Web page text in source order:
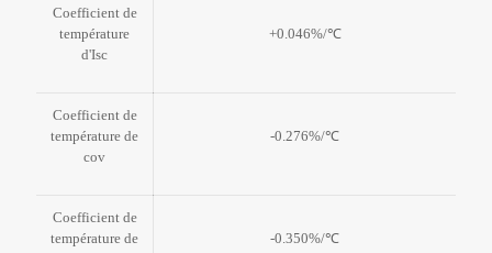
Coefficient de
température
d'Isc
+0.046%/℃
Coefficient de
température de
cov
-0.276%/℃
Coefficient de
température de
-0.350%/℃